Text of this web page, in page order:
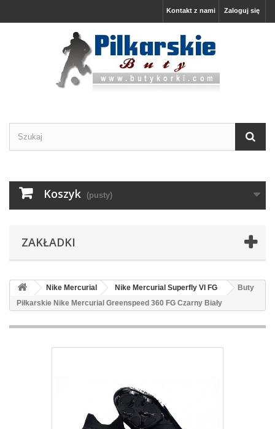
Zaloguj się
Kontakt z nami
Koszyk (pusty)
ZAKŁADKI
Nike Mercurial Nike Mercurial Superfly VI FG
Buty
Piłkarskie Nike Mercurial Greenspeed 360 FG Czarny Biały